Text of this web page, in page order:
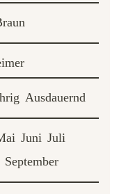
Ausdauernd
Juni Juli
September